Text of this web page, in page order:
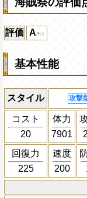
評価 A
基本性能
スタイル 攻撃
コスト
20
体力
7901
回復力
225
速度
200